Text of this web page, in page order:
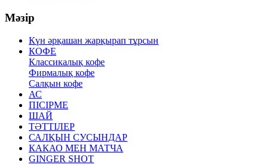
Мәзір
Күн әрқашан жарқырап тұрсын
КОФЕ
Классикалық кофе
Фирмалық кофе
Салқын кофе
АС
ПІСІРМЕ
ШАЙ
ТӘТТІЛЕР
САЛҚЫН СУСЫНДАР
КАКАО МЕН МАТЧА
GINGER SHOT